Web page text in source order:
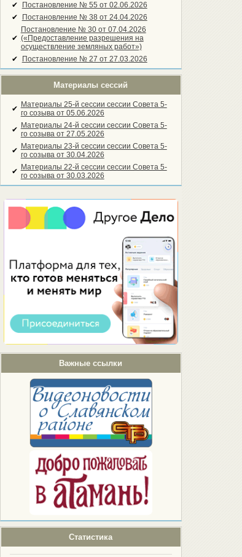
✔
Постановление № 55 от 02.06.2026
✔
Постановление № 38 от 24.04.2026
✔
Постановление № 30 от 07.04.2026
(«Предоставление разрешения на
осуществление земляных работ»)
✔
Постановление № 27 от 27.03.2026
Материалы сессий
✔ Материалы 25-й сессии сессии Совета 5-
го созыва от 05.06.2026
✔ Материалы 24-й сессии сессии Совета 5-
го созыва от 27.05.2026
✔ Материалы 23-й сессии сессии Совета 5-
го созыва от 30.04.2026
✔ Материалы 22-й сессии сессии Совета 5-
го созыва от 30.03.2026
Важные ссылки
Статистика